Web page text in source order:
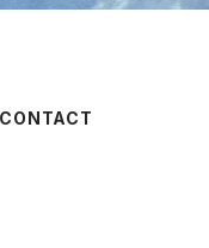
CONTACT